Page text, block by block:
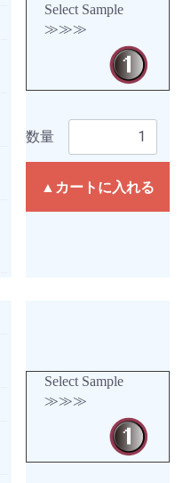
Select Sample
≫≫≫
数量
▲カートに入れる
Select Sample
≫≫≫